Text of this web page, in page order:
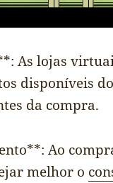
As lojas
disponíveis
da compra.
Ao
melhor o